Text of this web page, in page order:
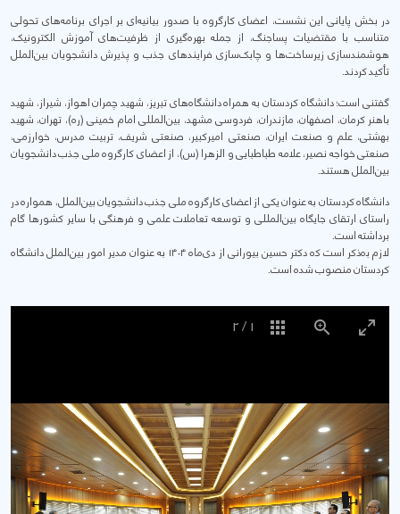
در بخش پایانی این نشست، اعضای کارگروه با صدور بیانیه‌ای بر اجرای برنامه‌های تحولی
متناسب با مقتضیات پساجنگ، از جمله بهره‌گیری از ظرفیت‌های آموزش الکترونیک،
هوشمندسازی زیرساخت‌ها و چابک‌سازی فرایندهای جذب و پذیرش دانشجویان بین‌الملل
تأکید کردند.
گفتنی است؛ دانشگاه کردستان به همراه دانشگاه‌های تبریز، شهید چمران اهواز، شیراز، شهید
باهنر کرمان، اصفهان، مازندران، فردوسی مشهد، بین‌المللی امام خمینی (ره)، تهران، شهید
بهشتی، علم و صنعت ایران، صنعتی امیرکبیر، صنعتی شریف، تربیت مدرس، خوارزمی،
صنعتی خواجه نصیر، علامه طباطبایی و الزهرا (س)، از اعضای کارگروه ملی جذب دانشجویان
بین‌الملل هستند.
دانشگاه کردستان به عنوان یکی از اعضای کارگروه ملی جذب دانشجویان بین‌الملل، همواره در
راستای ارتقای جایگاه بین‌المللی و توسعه تعاملات علمی و فرهنگی با سایر کشورها گام
برداشته است.
لازم بەذکر است کە دکتر حسین بیورانی از دی‌ماه ۱۴۰۴ به عنوان مدیر امور بین‌الملل دانشگاه
کردستان منصوب شده است.
1
/
2